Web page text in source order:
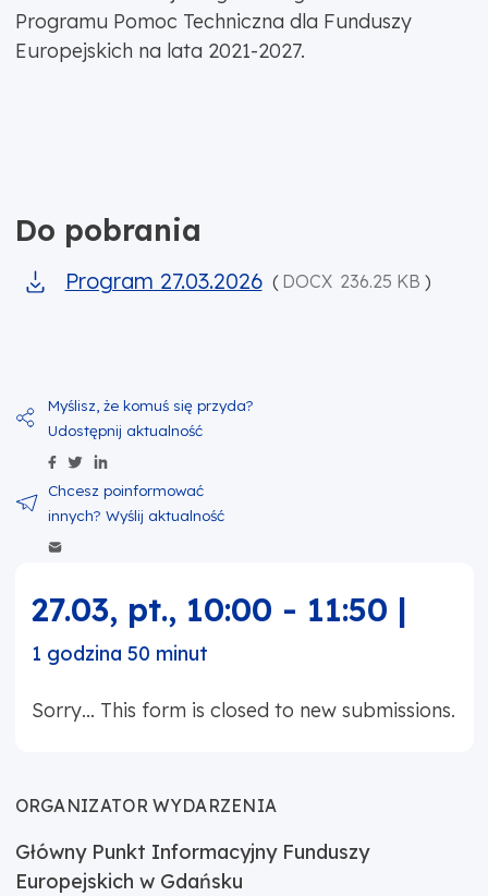
Programu Pomoc Techniczna dla Funduszy
Europejskich na lata 2021-2027.
Do pobrania
Program 27.03.2026 ( DOCX 236.25 KB )
Udostępnij zawartość na Facebook
Udostępnij zawartość na Twitter
27.03, pt., 10:00 - 11:50 |
1 godzina 50 minut
Sorry… This form is closed to new submissions.
ORGANIZATOR WYDARZENIA
Główny Punkt Informacyjny Funduszy
Europejskich w Gdańsku